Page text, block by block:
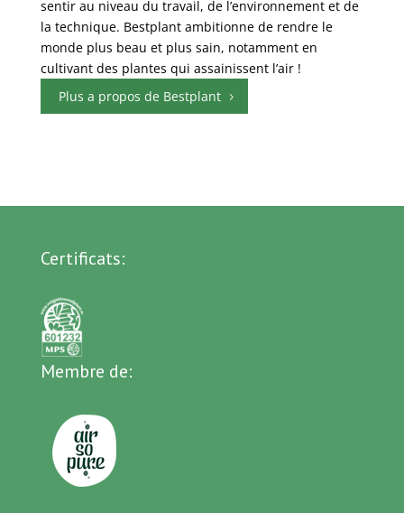
sentir au niveau du travail, de l’environnement et de
la technique. Bestplant ambitionne de rendre le
monde plus beau et plus sain, notamment en
cultivant des plantes qui assainissent l’air !
Plus a propos de Bestplant
Certificats:
Membre de: